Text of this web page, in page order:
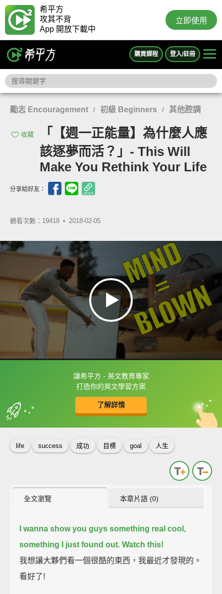
希平方
攻其不背
App 開放下載中
立即使用
購買課程 登入/註冊
勵志 Encouragement / 初級 Beginners / 其他腔調
收藏
「【週一正能量】為什麼人應
該逐夢而活？」- This Will
Make You Rethink Your Life
分享給好友：
觀看次數：19418 • 2018-02-05
讓希平方 - 英文教育專家
打造你的英文學習方案
了解詳情
框選或點兩下字幕可以直接查字典喔！
收錄佳句 中
英
life success 成功 目標 goal 人生
全文瀏覽 本章片語 (0)
I wanna show you guys something real cool,
something I just found out. Watch this!
我想讓大夥們看一個很酷的東西，我最近才發現的。
看好了!